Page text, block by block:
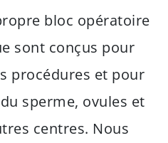
bloc opératoire
sont conçus pour
procédures et pour
sperme, ovules et
centres. Nous